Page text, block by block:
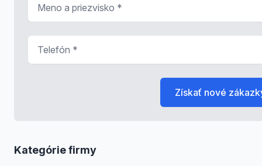
Kategórie firmy
Získať nové